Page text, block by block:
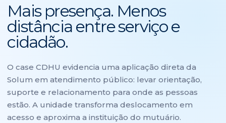
Mais presença. Menos
distância entre serviço e
cidadão.
O case CDHU evidencia uma aplicação direta da
Solum em atendimento público: levar orientação,
suporte e relacionamento para onde as pessoas
estão. A unidade transforma deslocamento em
acesso e aproxima a instituição do mutuário.